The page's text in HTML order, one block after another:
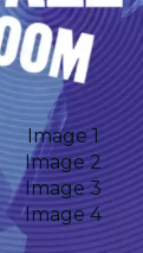
Image 1
Image 2
Image 3
Image 4